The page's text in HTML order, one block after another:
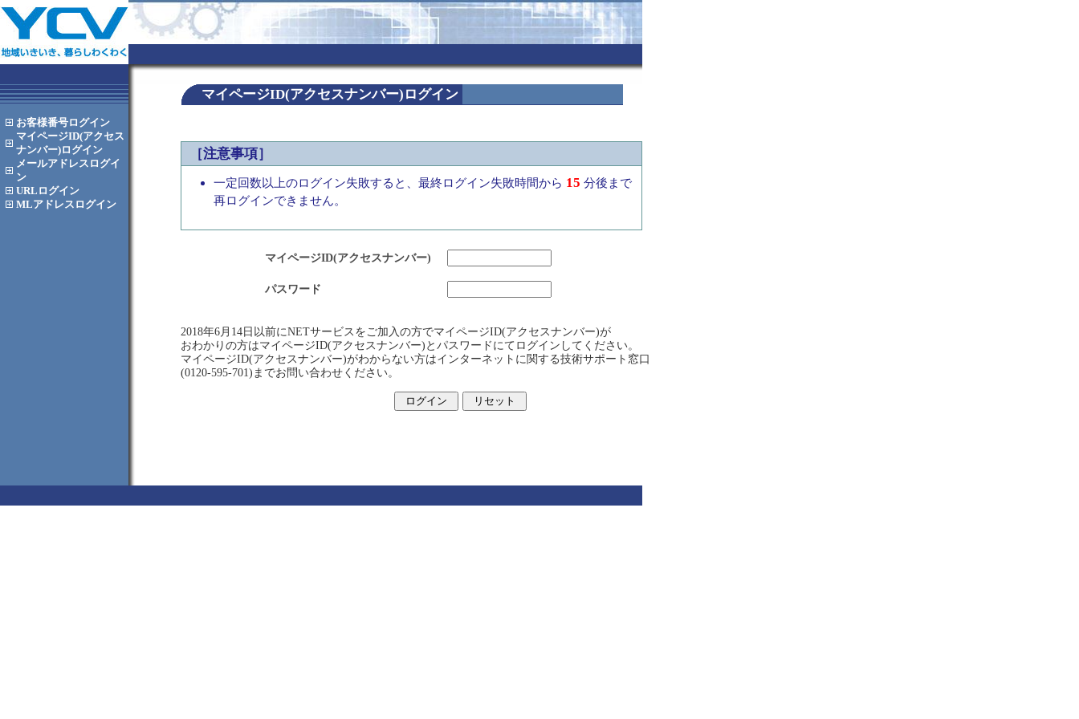
お客様番号ログイン
マイページID(アクセス
ナンバー)ログイン
メールアドレス ログイ
ン
URL ログイン
MLアドレス ログイン
マイページID(アクセスナンバー)ログイン
［注意事項］
一定回数以上のログイン失敗すると、最終ログイン失敗時間から 15 分後まで
再ログインできません。
マイページID(アクセスナンバー)
パスワード
2018年6月14日以前にNETサービスをご加入の方でマイページID(アクセスナンバー)が
おわかりの方はマイページID(アクセスナンバー)とパスワードにてログインしてください。
マイページID(アクセスナンバー)がわからない方はインターネットに関する技術サポート窓口
(0120-595-701)までお問い合わせください。